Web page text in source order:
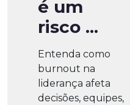
é um
risco ...
Entenda como
burnout na
liderança afeta
decisões, equipes,